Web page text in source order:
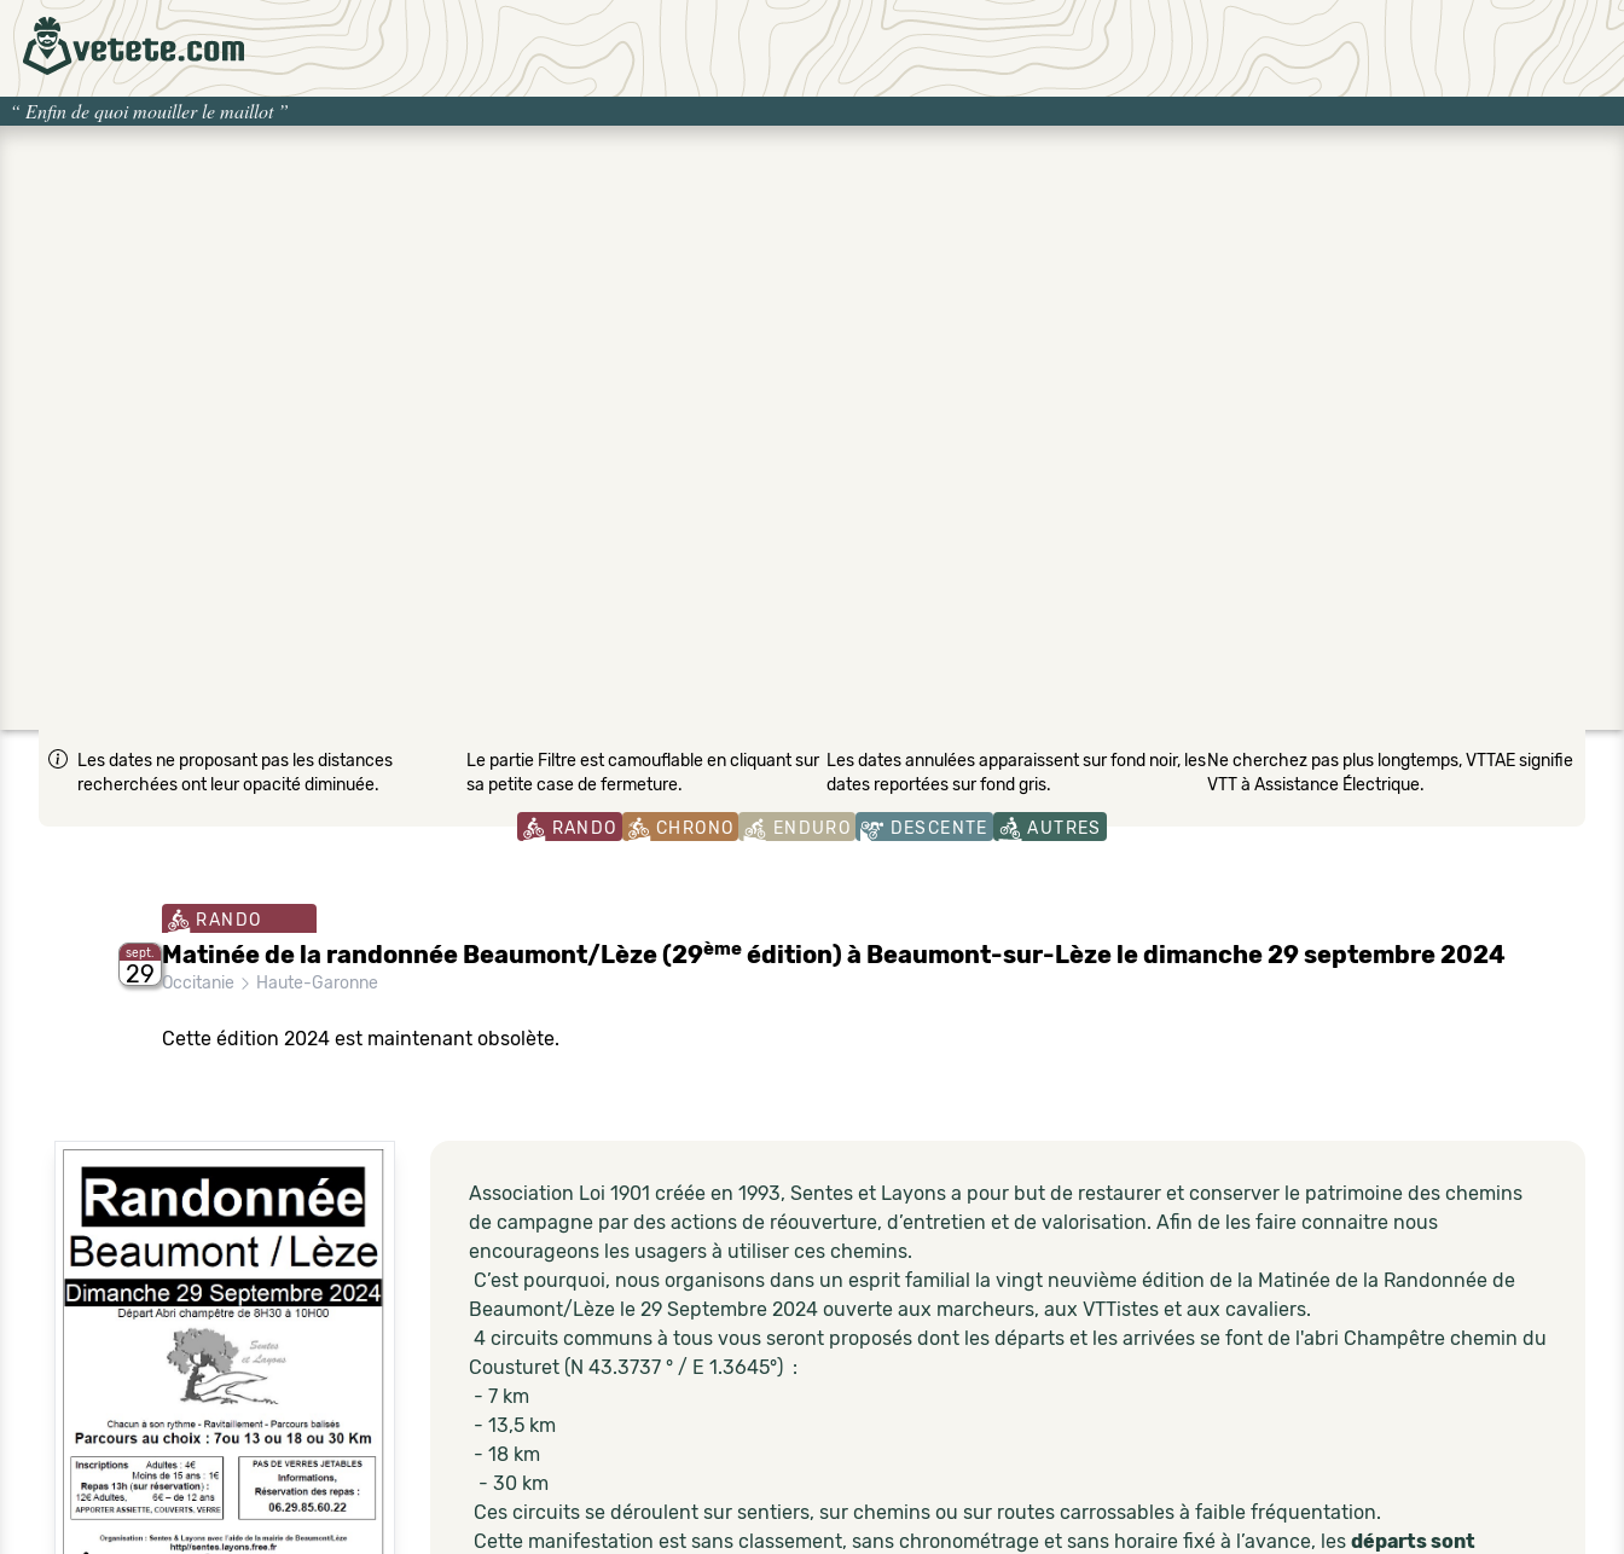
“ Enfin de quoi mouiller le maillot”
Les dates ne proposant pas les distances
recherchées ont leur opacité diminuée.
Le partie Filtre est camouflable en cliquant sur
sa petite case de fermeture.
Les dates annulées apparaissent sur fond noir, les
dates reportées sur fond gris.
Ne cherchez pas plus longtemps, VTTAE signifie
VTT à Assistance Électrique.
RANDO CHRONO ENDURO DESCENTE AUTRES
sept.
29
RANDO
Matinée de la randonnée Beaumont/Lèze (29ème édition) à Beaumont-sur-Lèze le dimanche 29 septembre 2024
Occitanie Haute-Garonne
Cette édition 2024 est maintenant obsolète.
Association Loi 1901 créée en 1993, Sentes et Layons a pour but de restaurer et conserver le patrimoine des chemins
de campagne par des actions de réouverture, d’entretien et de valorisation. Afin de les faire connaitre nous
encourageons les usagers à utiliser ces chemins.
C’est pourquoi, nous organisons dans un esprit familial la vingt neuvième édition de la Matinée de la Randonnée de
Beaumont/Lèze le 29 Septembre 2024 ouverte aux marcheurs, aux VTTistes et aux cavaliers.
4 circuits communs à tous vous seront proposés dont les départs et les arrivées se font de l'abri Champêtre chemin du
Cousturet (N 43.3737 ° / E 1.3645°) :
- 7 km
- 13,5 km
- 18 km
- 30 km
Ces circuits se déroulent sur sentiers, sur chemins ou sur routes carrossables à faible fréquentation.
Cette manifestation est sans classement, sans chronométrage et sans horaire fixé à l’avance, les départs sont